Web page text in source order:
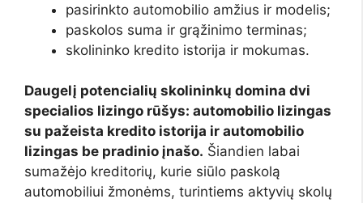
pasirinkto automobilio amžius ir modelis;
paskolos suma ir grąžinimo terminas;
skolininko kredito istorija ir mokumas.
Daugelį potencialių skolininkų domina dvi
specialios lizingo rūšys: automobilio lizingas
su pažeista kredito istorija ir automobilio
lizingas be pradinio įnašo. Šiandien labai
sumažėjo kreditorių, kurie siūlo paskolą
automobiliui žmonėms, turintiems aktyvių skolų